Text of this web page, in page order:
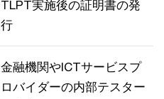
TLPT実施後の証明書の発
行
金融機関やICTサービスプ
ロバイダーの内部テスター